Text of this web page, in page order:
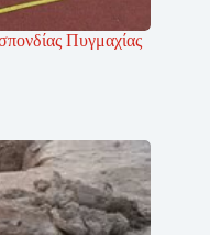
Πυγμαχίας